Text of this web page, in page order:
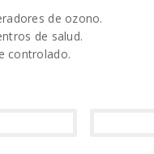
de ozono.
de salud.
controlado.